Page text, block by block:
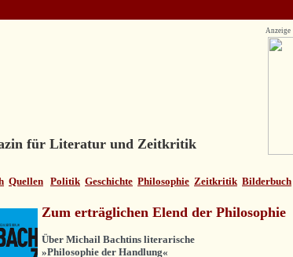
für Literatur und Zeitkritik
Anzeige
Quellen Politik Geschichte Philosophie Zeitkritik Bilderbuch
Zum erträglichen Elend der Philosophie
Über Michail Bachtins literarische
»Philosophie der Handlung«